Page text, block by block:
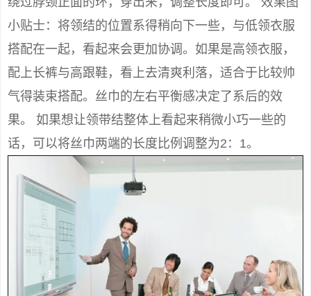
小贴士：将领结的位置系得稍向下一些，与低领衣服
搭配在一起，看起来会更加协调。如果是高领衣服，
配上长裤与高跟鞋，看上去清爽利落，适合于比较帅
气得装束搭配。丝巾的左右平衡感决定了系后的效
果。 如果想让领带结整体上看起来稍微小巧一些的
话，可以将丝巾两端的长度比例调整为2：1。